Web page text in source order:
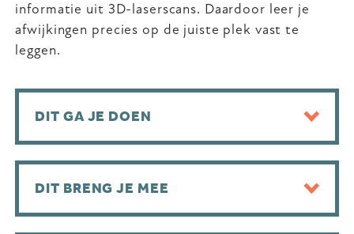
informatie uit 3D-laserscans. Daardoor leer je
afwijkingen precies op de juiste plek vast te
leggen.
DIT GA JE DOEN
DIT BRENG JE MEE